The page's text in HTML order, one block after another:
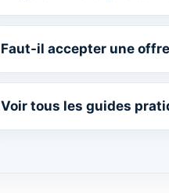
Faut-il accepter une
Voir tous les guides